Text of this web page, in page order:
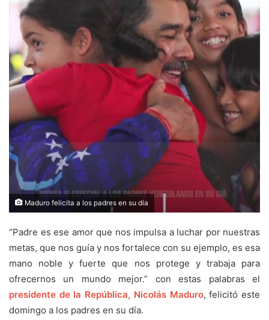
Maduro felicita a los padres en su día
“Padre es ese amor que nos impulsa a luchar por nuestras
metas, que nos guía y nos fortalece con su ejemplo, es esa
mano noble y fuerte que nos protege y trabaja para
ofrecernos un mundo mejor.” con estas palabras el
presidente de la República, Nicolás Maduro, felicitó este
domingo a los padres en su día.